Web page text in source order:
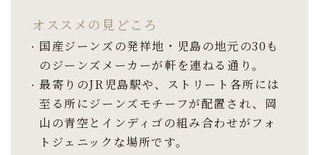
オススメの見どころ
国産ジーンズの発祥地・児島の地元の30も
のジーンズメーカーが軒を連ねる通り。
最寄りのJR児島駅や、ストリート各所には
至る所にジーンズモチーフが配置され、岡
山の青空とインディゴの組み合わせがフォ
トジェニックな場所です。